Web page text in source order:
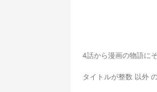
4話から漫画の物語に
タイトルが整数 以外